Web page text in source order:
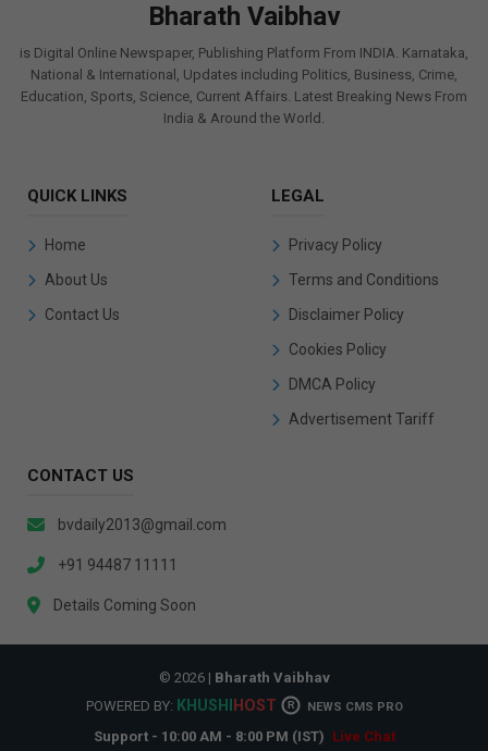
Bharath Vaibhav
is Digital Online Newspaper, Publishing Platform From INDIA. Karnataka,
National & International, Updates including Politics, Business, Crime,
Education, Sports, Science, Current Affairs. Latest Breaking News From
India & Around the World.
QUICK LINKS
Home
About Us
Contact Us
LEGAL
Privacy Policy
Terms and Conditions
Disclaimer Policy
Cookies Policy
DMCA Policy
Advertisement Tariff
CONTACT US
bvdaily2013@gmail.com
+91 94487 11111
Details Coming Soon
© 2026 | Bharath Vaibhav
POWERED BY: KHUSHI HOST R NEWS CMS PRO
Support - 10:00 AM - 8:00 PM (IST) Live Chat